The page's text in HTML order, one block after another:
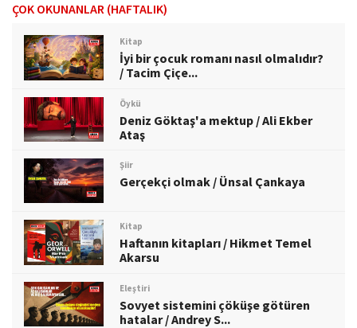
ÇOK OKUNANLAR (HAFTALIK)
Kitap
İyi bir çocuk romanı nasıl olmalıdır?
/ Tacim Çiçe...
Öykü
Deniz Göktaş'a mektup / Ali Ekber
Ataş
Şiir
Gerçekçi olmak / Ünsal Çankaya
Kitap
Haftanın kitapları / Hikmet Temel
Akarsu
Eleştiri
Sovyet sistemini çöküşe götüren
hatalar / Andrey S...